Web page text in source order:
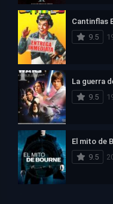
Cantinflas
9.5
9.5
El mito de
9.5